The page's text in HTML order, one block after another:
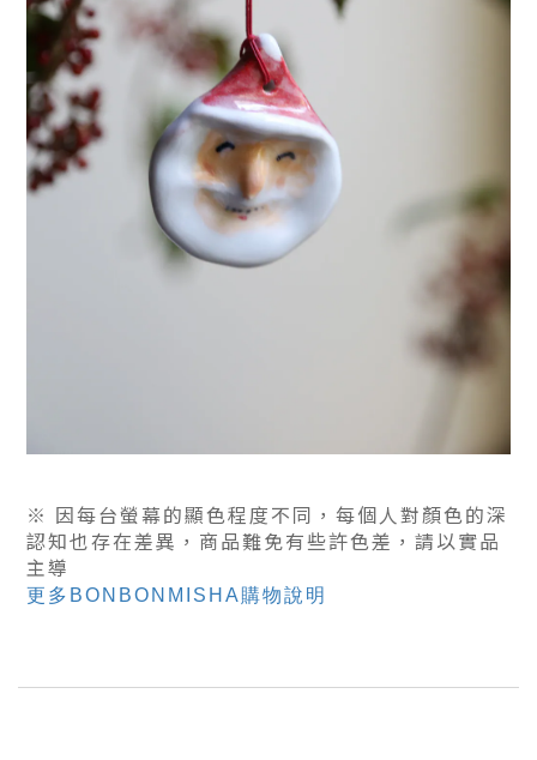
※ 因每台螢幕的顯色程度不同，每個人對顏色的深
認知也存在差異，商品難免有些許色差， 請以實品
主導
更多BONBONMISHA購物說明